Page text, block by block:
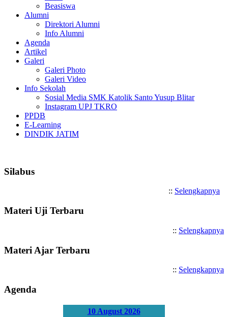
Beasiswa
Alumni
Direktori Alumni
Info Alumni
Agenda
Artikel
Galeri
Galeri Photo
Galeri Video
Info Sekolah
Sosial Media SMK Katolik Santo Yusup Blitar
Instagram UPJ TKRO
PPDB
E-Learning
DINDIK JATIM
Silabus
:: Selengkapnya
Materi Uji Terbaru
:: Selengkapnya
Materi Ajar Terbaru
:: Selengkapnya
Agenda
10 August 2026